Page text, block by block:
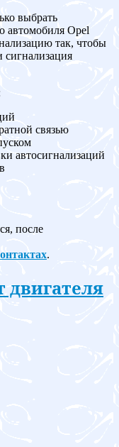
выбрать
автомобиля Opel
так, чтобы
связью
автосигнализаций
после
.